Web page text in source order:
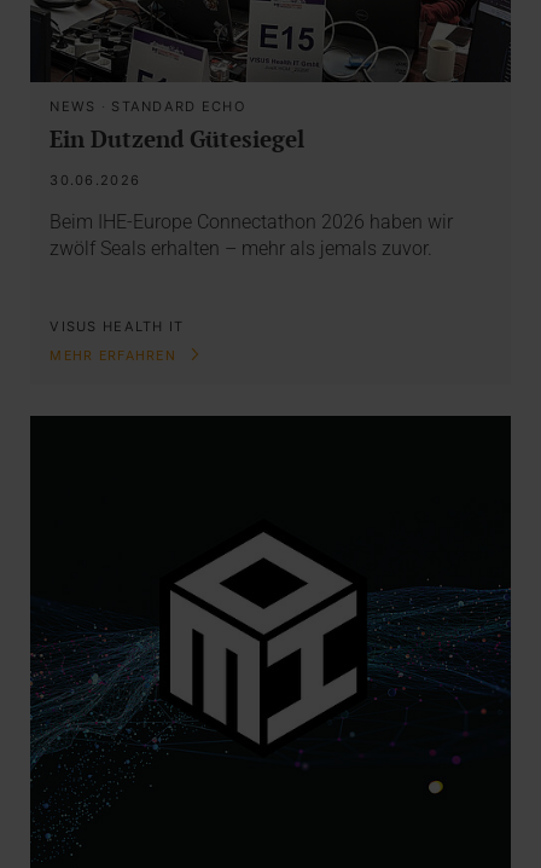
NEWS · STANDARD ECHO
Ein Dutzend Gütesiegel
30.06.2026
Beim IHE-Europe Connectathon 2026 haben wir
zwölf Seals erhalten – mehr als jemals zuvor.
VISUS HEALTH IT
MEHR ERFAHREN